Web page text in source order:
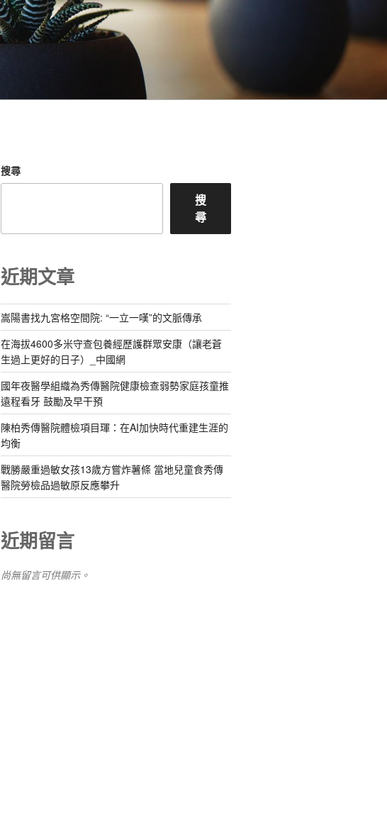
搜尋
搜
尋
近期文章
嵩陽書找九宮格空間院: “一立一嘆”的文脈傳承
在海拔4600多米守查包養經歷護群眾安康（讓老蒼
生過上更好的日子）_中國網
國年夜醫學組織為秀傳醫院健康檢查弱勢家庭孩童推
遠程看牙 鼓勵及早干預
陳柏秀傳醫院體檢項目琿：在AI加快時代重建生涯的
均衡
戰勝嚴重過敏女孩13歲方嘗炸薯條 當地兒童食秀傳
醫院勞檢品過敏原反應攀升
近期留言
尚無留言可供顯示。